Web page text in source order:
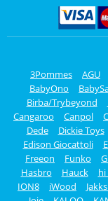
3Pommes AGU
BabyOno
Birba/Trybeyond
Cangaroo
Canpol
Dede
Dickie Toys
Edison Giocattoli
Freeon
Funko
Hasbro
Hauck hi
ION8
iWood